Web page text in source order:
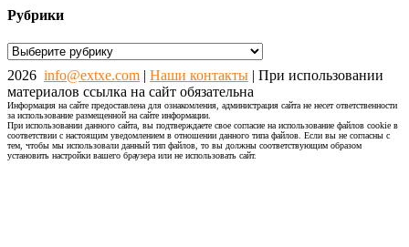
Рубрики
Рубрики
2026 info@extxe.com Наши контакты | При использовании
материалов ссылка на сайт обязательна
Информация на сайте предоставлена для ознакомления, администрация сайта не несет ответственности
за использование размещенной на сайте информации.
При использовании данного сайта, вы подтверждаете свое согласие на использование файлов cookie в
соответствии с настоящим уведомлением в отношении данного типа файлов. Если вы не согласны с
тем, чтобы мы использовали данный тип файлов, то вы должны соответствующим образом
установить настройки вашего браузера или не использовать сайт.